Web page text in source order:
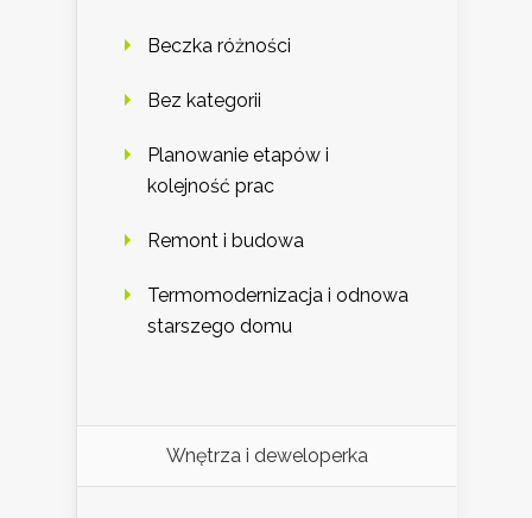
Beczka różności
Bez kategorii
Planowanie etapów i
kolejność prac
Remont i budowa
Termomodernizacja i odnowa
starszego domu
Wnętrza i deweloperka